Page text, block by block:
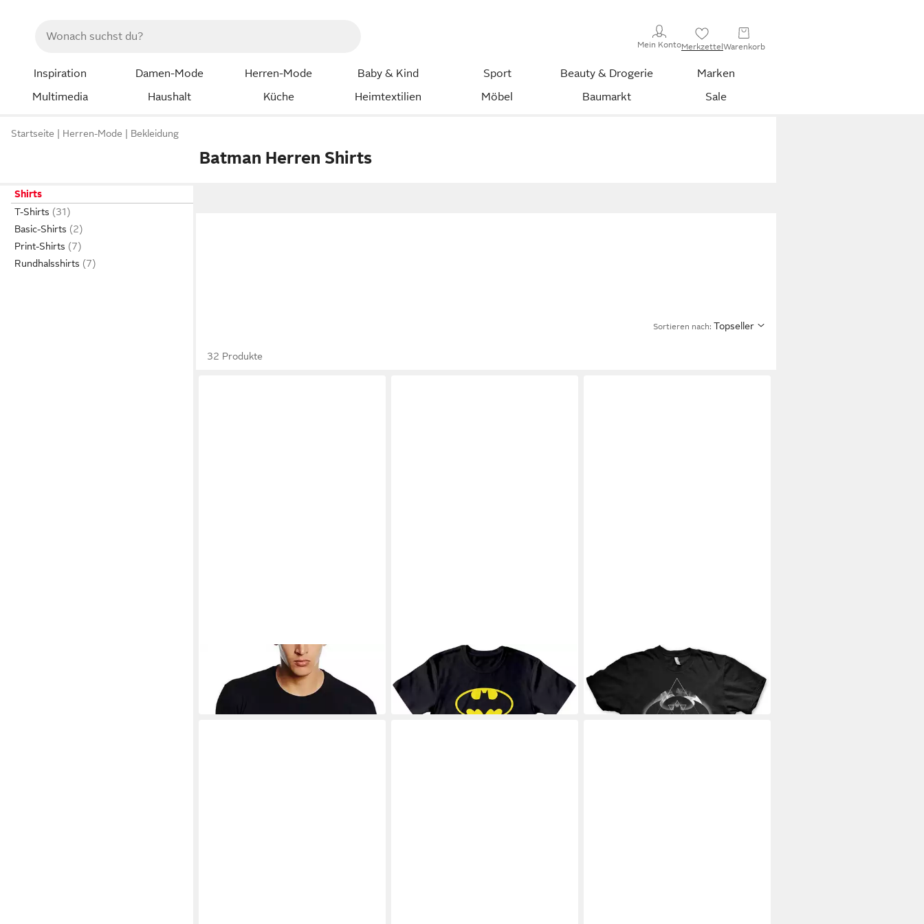
Mein KontoMerkzettelWarenkorb
Inspiration Damen-Mode Herren-Mode Baby & Kind Sport Beauty & Drogerie
Marken
Multimedia
Haushalt Küche Heimtextilien Möbel Baumarkt Sale
Startseite Herren-Mode Bekleidung
Batman Herren Shirts
Shirts
T-Shirts
Basic-Shirts
Print-Shirts
Rundhalsshirts
Sortieren nach: Topseller
32 Produkte
Print-Shirt BATMAN T-Shirt Schwarz
Kinder + Jugendliche Gr. S
14,80 €
BATMAN
T-Shirt
25,29 €
BATMAN
T-Shirt Mystic Big Tall T-Shirt